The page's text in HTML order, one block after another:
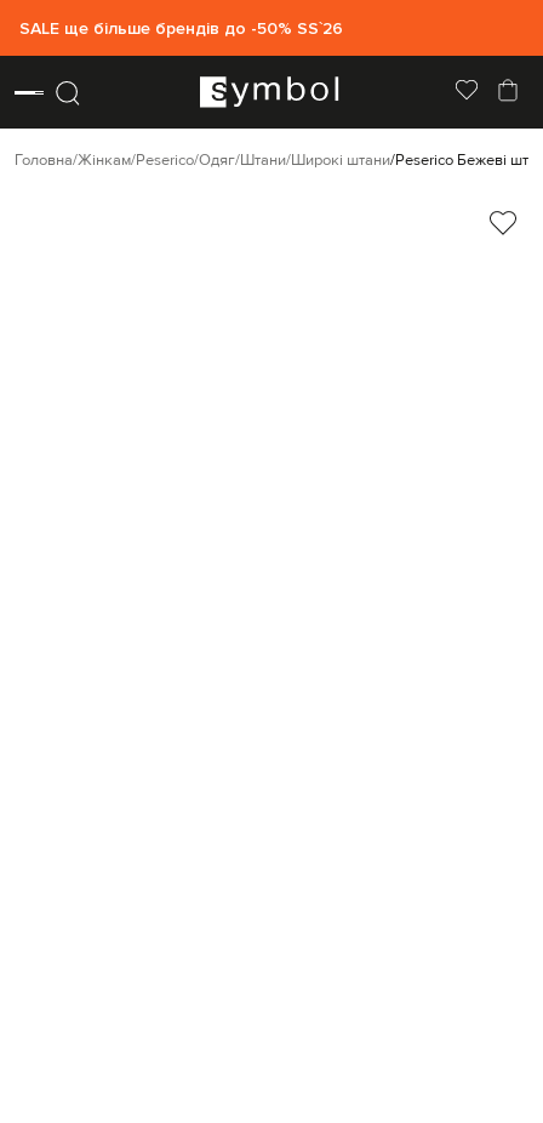
SALE ще більше брендів до -50% SS`26
Головна Жінкам Peserico Одяг Штани Широкі штани Peserico Бежеві